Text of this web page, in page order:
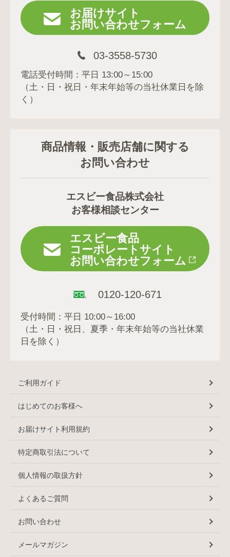
お届けサイト
お問い合わせフォーム
03-3558-5730
電話受付時間：平日 13:00～15:00
（土・日・祝日・年末年始等の当社休業日を除
く）
商品情報・販売店舗に関する
お問い合わせ
エスビー食品株式会社
お客様相談センター
エスビー食品
コーポレートサイト
お問い合わせフォーム
0120-120-671
受付時間：平日 10:00～16:00
（土・日・祝日、夏季・年末年始等の当社休業
日を除く）
ご利用ガイド
はじめてのお客様へ
お届けサイト利用規約
特定商取引法について
個人情報の取扱方針
よくあるご質問
お問い合わせ
メールマガジン